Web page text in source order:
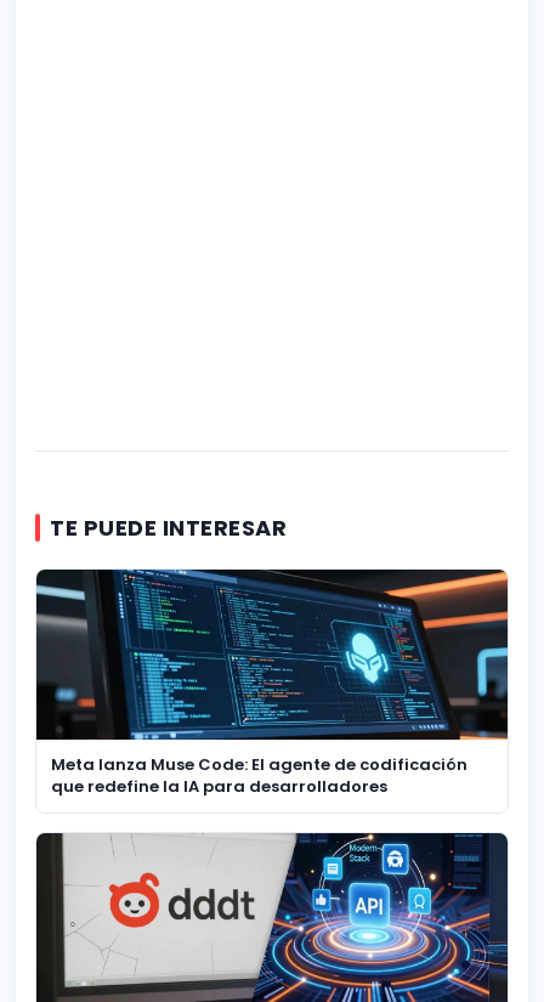
TE PUEDE INTERESAR
Meta lanza Muse Code: El agente de codificación
que redefine la IA para desarrolladores